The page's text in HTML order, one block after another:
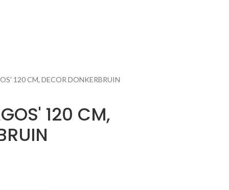
120 CM, DECOR DONKERBRUIN
120 CM,